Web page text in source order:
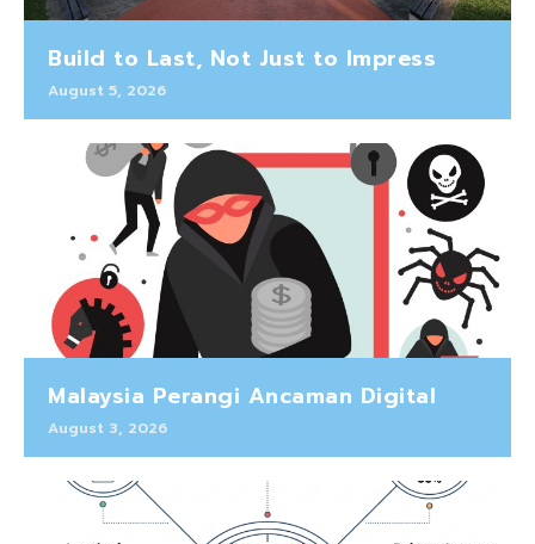
Build to Last, Not Just to Impress
August 5, 2026
Malaysia Perangi Ancaman Digital
August 3, 2026